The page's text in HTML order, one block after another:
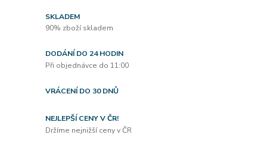
SKLADEM
90% zboží skladem
DODÁNÍ DO 24 HODIN
Při objednávce do 11:00
VRÁCENÍ DO 30 DNŮ
NEJLEPŠÍ CENY V ČR!
Držíme nejnižší ceny v ČR